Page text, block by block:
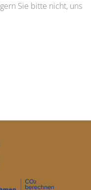
Sie bitte nicht, uns